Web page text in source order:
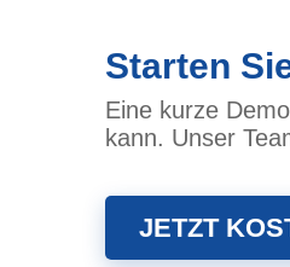
Starten
Eine kurze
kann. Unser
JETZT